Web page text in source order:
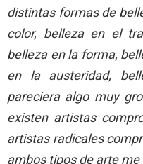
distintas formas de
color, belleza en el
belleza en la forma,
en la austeridad,
pareciera algo muy
existen artistas
artistas radicales
ambos tipos de arte